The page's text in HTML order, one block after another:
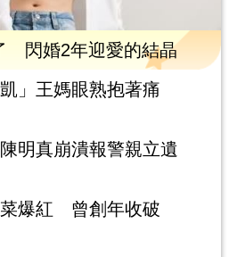
閃婚2年迎愛的結晶
」王媽眼熟抱著痛
明真崩潰報警親立遺
菜爆紅 曾創年收破